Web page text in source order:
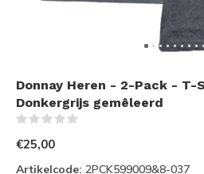
Donnay Heren - 2-Pack - T-
Donkergrijs gemêleerd
€25,00
Artikelcode: 2PCK599009&8-037